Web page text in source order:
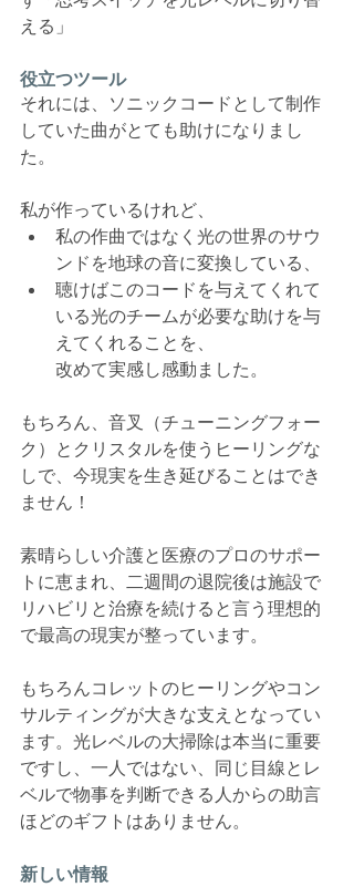
える」
役立つツール
それには、ソニックコードとして制作
していた曲がとても助けになりまし
た。
私が作っているけれど、
私の作曲ではなく光の世界のサウ
ンドを地球の音に変換している、
聴けばこのコードを与えてくれて
いる光のチームが必要な助けを与
えてくれることを、
改めて実感し感動ました。
もちろん、音叉（チューニングフォー
ク）とクリスタルを使うヒーリングな
しで、今現実を生き延びることはでき
ません！
素晴らしい介護と医療のプロのサポー
トに恵まれ、二週間の退院後は施設で
リハビリと治療を続けると言う理想的
で最高の現実が整っています。
もちろんコレットのヒーリングやコン
サルティングが大きな支えとなってい
ます。光レベルの大掃除は本当に重要
ですし、一人ではない、同じ目線とレ
ベルで物事を判断できる人からの助言
ほどのギフトはありません。
新しい情報